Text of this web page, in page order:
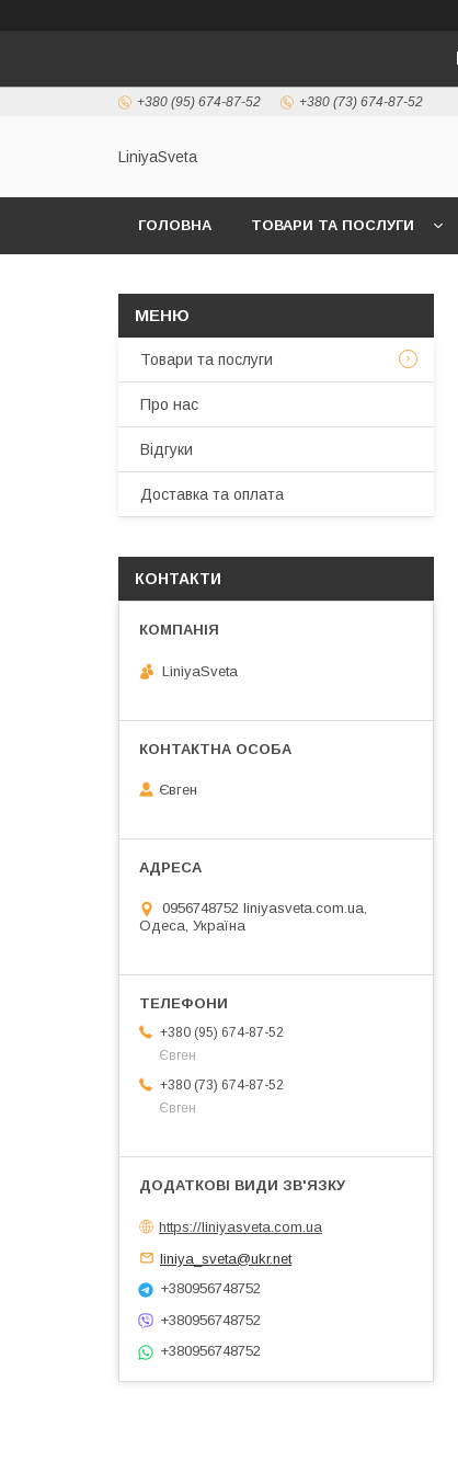
+380 (95) 674-87-52 +380 (73) 674-87-52
LiniyaSveta
ГОЛОВНА ТОВАРИ ТА ПОСЛУГИ
Товари та послуги
Про нас
Відгуки
Доставка та оплата
КОНТАКТИ
LiniyaSveta
Євген
0956748752 liniyasveta.com.ua,
Одеса, Україна
+380 (95) 674-87-52
Євген
+380 (73) 674-87-52
Євген
https://liniyasveta.com.ua
liniya_sveta@ukr.net
+380956748752
+380956748752
+380956748752